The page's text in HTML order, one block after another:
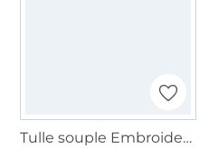
Tulle souple Embroidery Hearts, lilas